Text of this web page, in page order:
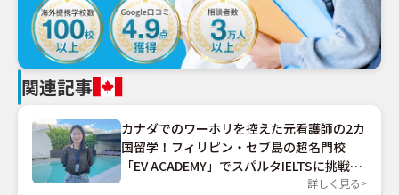
関連記事
カナダでのワーホリを控えた元看護師の2カ
国留学！フィリピン・セブ島の超名門校
「EV ACADEMY」でスパルタIELTSに挑戦す
詳しく見る